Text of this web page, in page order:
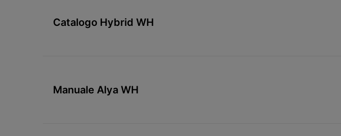
Catalogo Hybrid WH
Manuale Alya WH